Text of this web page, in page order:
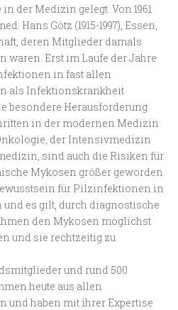
der Medizin gelegt. Von 1961
Hans Götz (1915-1997), Essen,
deren Mitglieder damals
waren. Erst im Laufe der Jahre
in fast allen
als Infektionskrankheit
besondere Herausforderung
in der modernen Medizin
der Intensivmedizin
sind auch die Risiken für
Mykosen größer geworden.
für Pilzinfektionen in
es gilt, durch diagnostische
den Mykosen möglichst
und sie rechtzeitig zu
und rund 500
heute aus allen
und haben mit ihrer Expertise